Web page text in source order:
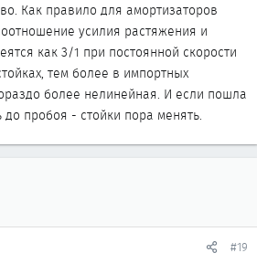
Как правило для амортизаторов
усилия растяжения и
как 3/1 при постоянной скорости
тем более в импортных
более нелинейная. И если пошла
до пробоя - стойки пора менять.
#19